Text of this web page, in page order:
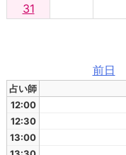
31
前日
占い師
12:00
12:30
13:00